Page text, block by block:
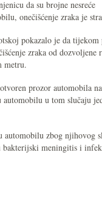
da su brojne nesreće
onečišćenje zraka je
pokazalo je da
zraka od
metru.
prozor automobila
u tom slučaju
automobilu zbog njihovog
bakterijski meningitis i